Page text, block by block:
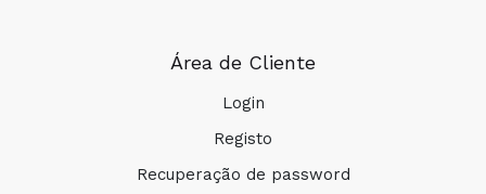
Área de Cliente
Login
Registo
Recuperação de password